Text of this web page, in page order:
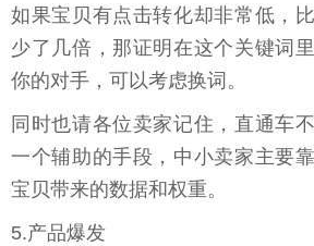
如果宝贝有点击转化却非常低，
少了几倍，那证明在这个关键词
你的对手，可以考虑换词。
同时也请各位卖家记住，直通车
一个辅助的手段，中小卖家主要
宝贝带来的数据和权重。
5.产品爆发